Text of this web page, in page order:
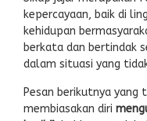
kepercayaan, baik di
kehidupan
berkata dan bertindak
dalam situasi yang
Pesan berikutnya
membiasakan diri